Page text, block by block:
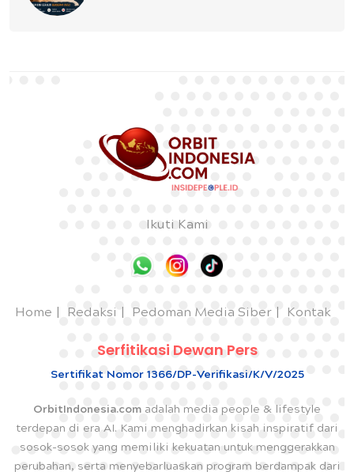
Ikuti Kami
Home Redaksi Pedoman Media Siber Kontak
Serfitikasi Dewan Pers
Sertifikat Nomor 1366/DP-Verifikasi/K/V/2025
OrbitIndonesia.com adalah media people & lifestyle
terdepan di era AI. Kami menghadirkan kisah inspiratif dari
sosok-sosok yang memiliki kekuatan untuk menggerakkan
perubahan, serta menyebarluaskan program berdampak dari